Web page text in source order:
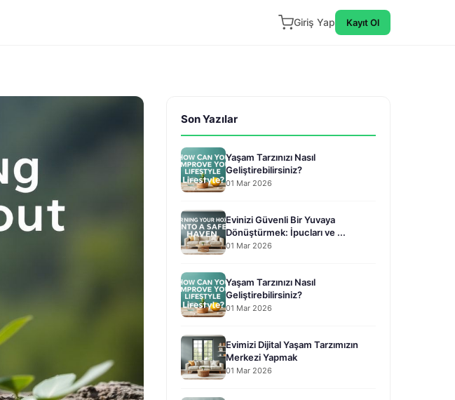
Giriş Yap Kayıt Ol
Son Yazılar
Yaşam Tarzınızı Nasıl
Geliştirebilirsiniz?
01 Mar 2026
Evinizi Güvenli Bir Yuvaya
Dönüştürmek: İpucları ve ...
01 Mar 2026
Yaşam Tarzınızı Nasıl
Geliştirebilirsiniz?
01 Mar 2026
Evimizi Dijital Yaşam Tarzımızın
Merkezi Yapmak
01 Mar 2026